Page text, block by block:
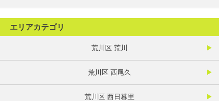
エリアカテゴリ
荒川区 荒川
荒川区 西尾久
荒川区 西日暮里